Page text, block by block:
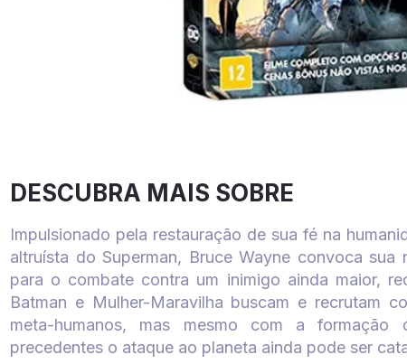
DESCUBRA MAIS SOBRE
Impulsionado pela restauração de sua fé na
altruísta do Superman, Bruce Wayne convoca sua
para o combate contra um inimigo ainda maior,
Batman e Mulher-Maravilha buscam e recrutam
meta-humanos, mas mesmo com a
precedentes o ataque ao planeta ainda pode ser